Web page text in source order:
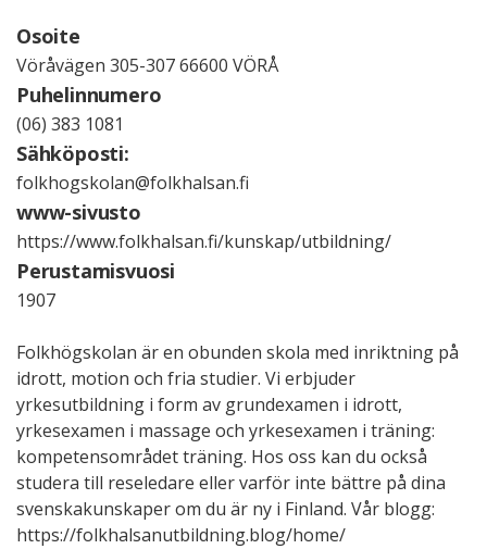
Osoite
Vöråvägen 305-307 66600 VÖRÅ
Puhelinnumero
(06) 383 1081
Sähköposti:
folkhogskolan@folkhalsan.fi
www-sivusto
https://www.folkhalsan.fi/kunskap/utbildning/
Perustamisvuosi
1907
Folkhögskolan är en obunden skola med inriktning på
idrott, motion och fria studier. Vi erbjuder
yrkesutbildning i form av grundexamen i idrott,
yrkesexamen i massage och yrkesexamen i träning:
kompetensområdet träning. Hos oss kan du också
studera till reseledare eller varför inte bättre på dina
svenskakunskaper om du är ny i Finland. Vår blogg:
https://folkhalsanutbildning.blog/home/